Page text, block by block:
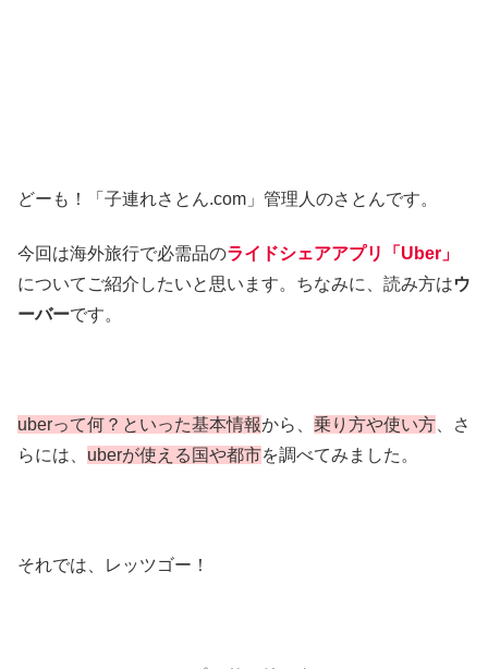
どーも！「子連れさとん.com」管理人のさとんです。
今回は海外旅行で必需品のライドシェアアプリ「Uber」
についてご紹介したいと思います。ちなみに、読み方はウ
ーバーです。
uberって何？といった基本情報から、 乗り方や使い方 、さ
らには、 uberが使える国や都市を調べてみました。
それでは、レッツゴー！